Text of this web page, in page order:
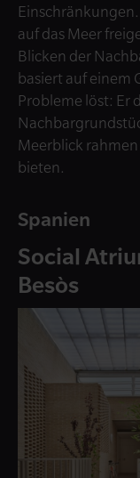
auf das Meer
Blicken der
basiert auf einem
Probleme löst: Er
Meerblick
bieten.
Spanien
Social
Besòs